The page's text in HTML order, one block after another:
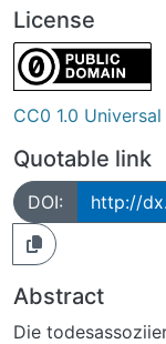
License
CC0 1.0 Universal
Quotable link
DOI: http://
Abstract
Die